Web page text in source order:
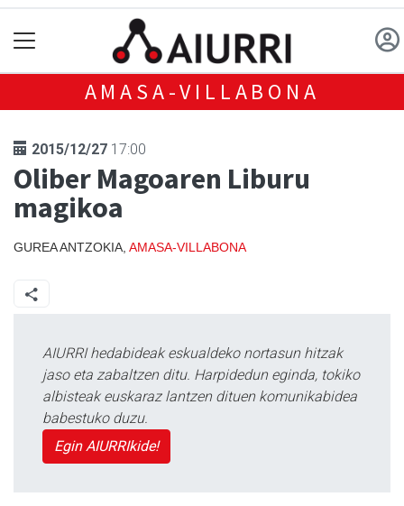
AMASA-VILLABONA
2015/12/27 17:00
Oliber Magoaren Liburu
magikoa
GUREA ANTZOKIA, AMASA-VILLABONA
AIURRI hedabideak eskualdeko nortasun hitzak
jaso eta zabaltzen ditu. Harpidedun eginda, tokiko
albisteak euskaraz lantzen dituen komunikabidea
babestuko duzu.
Egin AIURRIkide!